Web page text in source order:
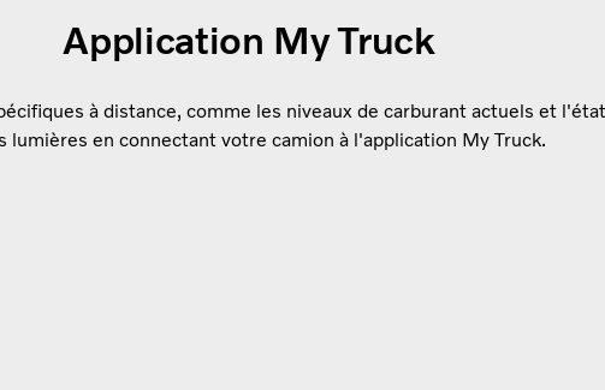
Application My Truck
à distance, comme les niveaux de carburant actuels et
lumières en connectant votre camion à l'application My Truck.